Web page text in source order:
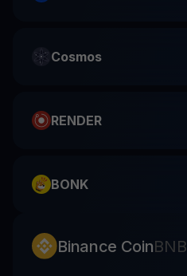
Cosmos
RENDER
BONK
Binance CoinBNB